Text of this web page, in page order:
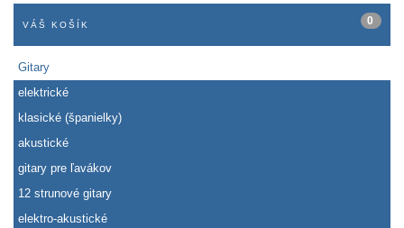
VÁŠ KOŠÍK 0
Gitary
elektrické
klasické (španielky)
akustické
gitary pre ľavákov
12 strunové gitary
elektro-akustické